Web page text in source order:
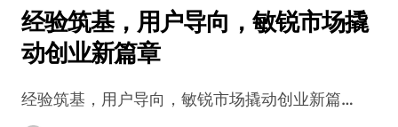
经验筑基，用户导向，敏锐市场撬
动创业新篇章
经验筑基，用户导向，敏锐市场撬动创业新篇…